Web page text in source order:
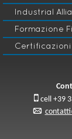
O
Industrial
Formazione
 cell +39
p